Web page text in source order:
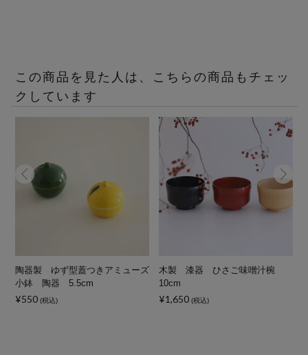
この商品を見た人は、こちらの商品もチェッ
クしています
陶器製 ゆず型蓋つきアミューズ
小鉢 陶器 5.5cm
¥550 (税込)
木製 漆器 ひさご味噌汁椀
10cm
¥1,650 (税込)